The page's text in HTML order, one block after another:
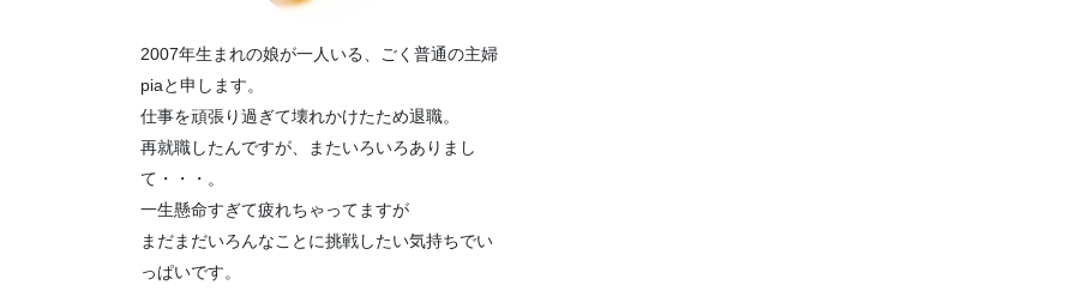
2007年生まれの娘が一人いる、ごく普通の主婦
piaと申します。
仕事を頑張り過ぎて壊れかけたため退職。
再就職したんですが、またいろいろありまし
て・・・。
一生懸命すぎて疲れちゃってますが
まだまだいろんなことに挑戦したい気持ちでい
っぱいです。